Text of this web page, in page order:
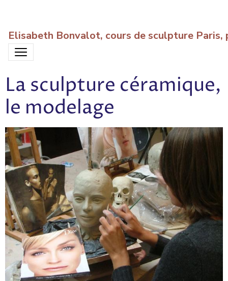
Elisabeth Bonvalot, cours de sculpture
La sculpture céramique,
le modelage